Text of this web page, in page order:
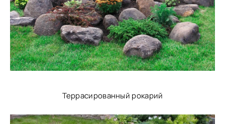
Террасированный рокарий